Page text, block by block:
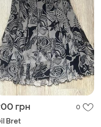
грн 0
Bret